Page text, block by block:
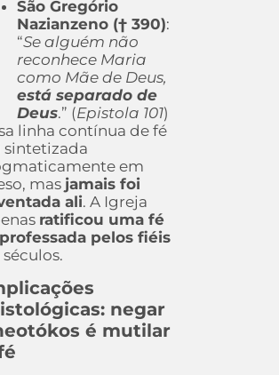
São Gregório
Nazianzeno († 390):
“Se alguém não
reconhece Maria
como Mãe de Deus,
está separado de
Deus.” (Epistola 101)
linha contínua de fé
sintetizada
em
mas jamais foi
ali. A Igreja
ratificou uma fé
pelos fiéis
séculos.
negar
é mutilar